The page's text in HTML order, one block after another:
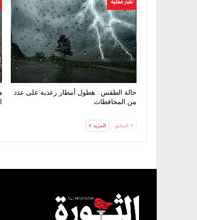
حالة الطقس : هطول أمطار رعدية على عدد
من المحافظات
السابق المزيد